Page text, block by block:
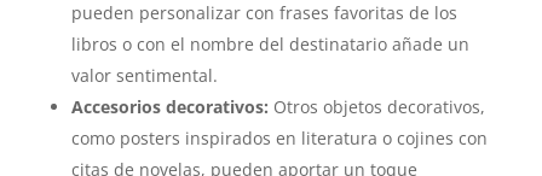
pueden personalizar con frases favoritas de los
libros o con el nombre del destinatario añade un
valor sentimental.
Accesorios decorativos: Otros objetos decorativos,
como posters inspirados en literatura o cojines con
citas de novelas, pueden aportar un toque